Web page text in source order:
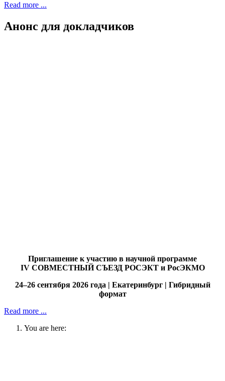
Read more ...
Анонс для докладчиков
Приглашение к участию в научной программе
IV СОВМЕСТНЫЙ СЪЕЗД РОСЭКТ и РосЭКМО
24–26 сентября 2026 года | Екатеринбург| Гибридный
формат
Read more ...
You are here: